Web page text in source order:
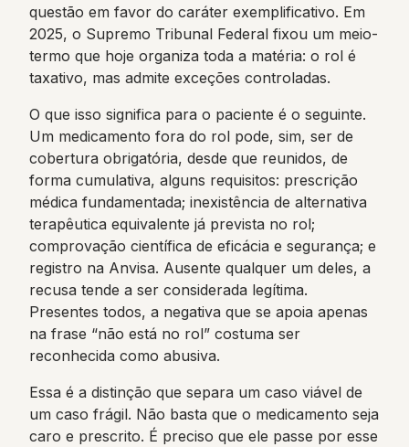
questão em favor do caráter exemplificativo. Em
2025, o Supremo Tribunal Federal fixou um meio-
termo que hoje organiza toda a matéria: o rol é
taxativo, mas admite exceções controladas.
O que isso significa para o paciente é o seguinte.
Um medicamento fora do rol pode, sim, ser de
cobertura obrigatória, desde que reunidos, de
forma cumulativa, alguns requisitos: prescrição
médica fundamentada; inexistência de alternativa
terapêutica equivalente já prevista no rol;
comprovação científica de eficácia e segurança; e
registro na Anvisa. Ausente qualquer um deles, a
recusa tende a ser considerada legítima.
Presentes todos, a negativa que se apoia apenas
na frase “não está no rol” costuma ser
reconhecida como abusiva.
Essa é a distinção que separa um caso viável de
um caso frágil. Não basta que o medicamento seja
caro e prescrito. É preciso que ele passe por esse